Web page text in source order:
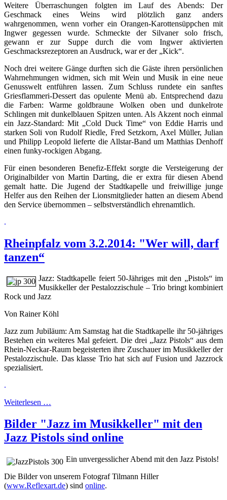
Weitere Überraschungen folgten im Lauf des Abends: Der
Geschmack eines Weins wird plötzlich ganz anders
wahrgenommen, wenn vorher ein Orangen-Karottensüppchen mit
Ingwer gegessen wurde. Schmeckte der Silvaner solo frisch,
gewann er zur Suppe durch die vom Ingwer aktivierten
Geschmacksrezeptoren an Ausdruck, war er der „Kick“.
Noch drei weitere Gänge durften sich die Gäste ihren persönlichen
Wahrnehmungen widmen, sich mit Wein und Musik in eine neue
Genusswelt entführen lassen. Zum Schluss rundete ein sanftes
Griesflammeri-Dessert das opulente Menü ab. Entsprechend dazu
die Farben: Warme goldbraune Wolken oben und dunkelrote
Schlingen mit dunkelblauen Spitzen unten. Als Akzent noch einmal
ein Jazz-Standard: Mit „Cold Duck Time“ von Eddie Harris und
starken Soli von Rudolf Riedle, Fred Setzkorn, Axel Müller, Julian
und Philipp Leopold lieferte die Allstar-Band um Matthias Denhoff
einen funky-rockigen Abgang.
Für einen besonderen Benefiz-Effekt sorgte die Versteigerung der
Originalbilder von Martin Darting, die er extra für diesen Abend
gemalt hatte. Die Jugend der Stadtkapelle und freiwillige junge
Helfer aus den Reihen der Lionsmitglieder hatten an diesem Abend
den Service übernommen – selbstverständlich ehrenamtlich.
.
Rheinpfalz vom 3.2.2014: "Wer will, darf
tanzen“
Jazz: Stadtkapelle feiert 50-Jähriges mit den „Pistols“ im
Musikkeller der Pestalozzischule – Trio bringt kombiniert
Rock und Jazz
Von Rainer Köhl
Jazz zum Jubiläum: Am Samstag hat die Stadtkapelle ihr 50-jähriges
Bestehen ein weiteres Mal gefeiert. Die drei „Jazz Pistols“ aus dem
Rhein-Neckar-Raum begeisterten ihre Zuschauer im Musikkeller der
Pestalozzischule. Das klasse Trio hat sich auf Fusion und Jazzrock
spezialisiert.
.
Weiterlesen …
Bilder "Jazz im Musikkeller" mit den
Jazz Pistols sind online
Ein unvergesslicher Abend mit den Jazz Pistols!
Die Bilder von unserem Fotograf Tilmann Hiller
(www.Reflexart.de) sind online.